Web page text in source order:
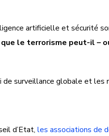
artificielle et sécurité
le terrorisme peut-il
surveillance globale et
d’Etat, les associations de